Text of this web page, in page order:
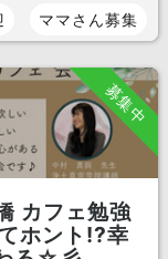
ママさん募集
募集中
カフェ勉強
ホント!?幸